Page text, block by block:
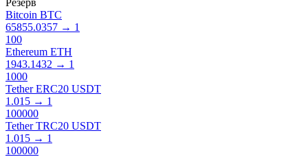
Bitcoin BTC
65855.0357 → 1
100
Ethereum ETH
1943.1432 → 1
1000
Tether ERC20 USDT
1.015 → 1
100000
Tether TRC20 USDT
1.015 → 1
100000